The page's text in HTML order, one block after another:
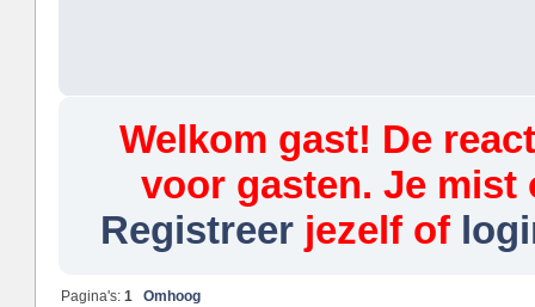
Welkom gast! De
voor gasten. Je mist
Registreerjezelf of
Pagina's:1 Omhoog